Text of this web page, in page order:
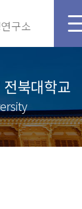
구소
북대학교